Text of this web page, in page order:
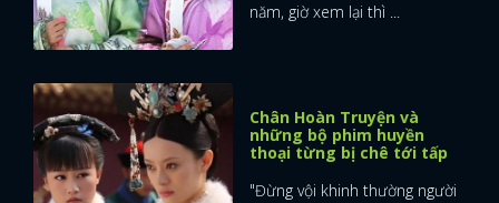
năm, giờ xem lại thì ...
Chân Hoàn Truyện và
những bộ phim huyền
thoại từng bị chê tới tấp
"Đừng vội khinh thường người